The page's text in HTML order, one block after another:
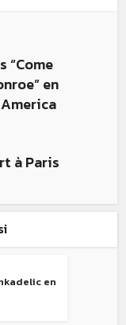
“Come
en
à Paris
en